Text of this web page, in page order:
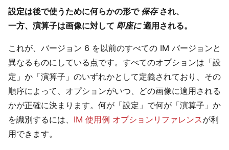
設定は後で使うために何らかの形で 保存され、
一方、演算子は画像に対して 即座に適用される。
これが、バージョン 6 を以前のすべての IM バージョンと
異なるものにしている点です。すべてのオプションは「設
定」か「演算子」のいずれかとして定義されており、その
順序によって、オプションがいつ、どの画像に適用される
かが正確に決まります。何が「設定」で何が「演算子」か
を識別するには、 IM 使用例 オプションリファレンスが利
用できます。